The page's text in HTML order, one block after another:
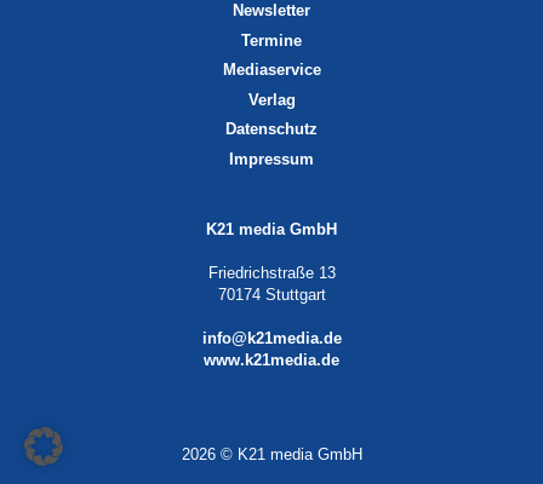
Newsletter
Termine
Mediaservice
Verlag
Datenschutz
Impressum
K21 media GmbH
Friedrichstraße 13
70174 Stuttgart
info@k21media.de
www.k21media.de
2026 © K21 media GmbH